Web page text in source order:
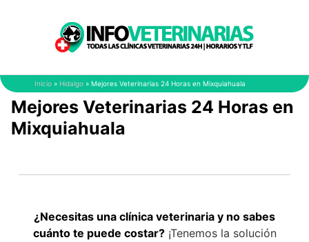
Inicio » Hidalgo » Mejores Veterinarias 24 Horas en Mixquiahuala
Mejores Veterinarias 24 Horas en
Mixquiahuala
¿Necesitas una clínica veterinaria y no sabes
cuánto te puede costar?¡Tenemos la solución